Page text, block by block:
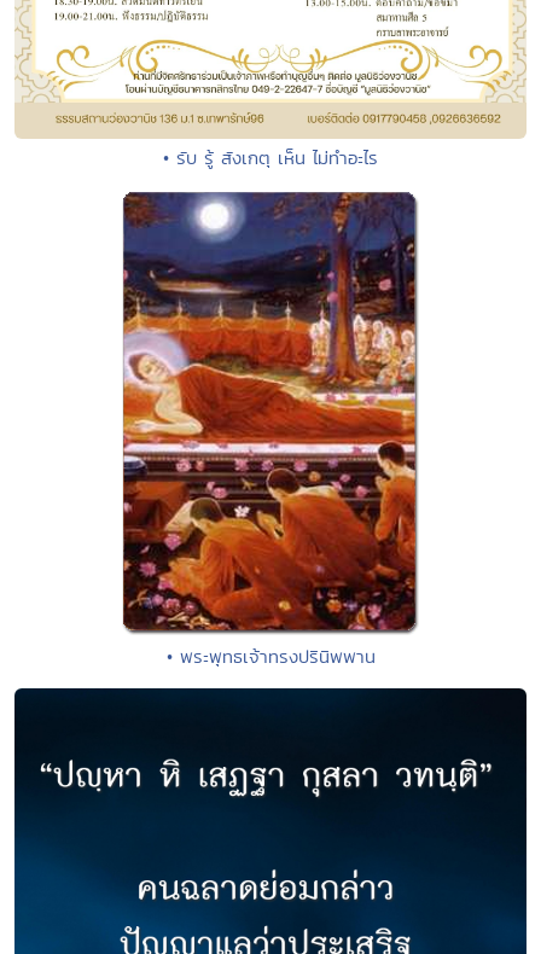
• รับ รู้ สังเกตุ เห็น ไม่ทำอะไร
• พระพุทธเจ้าทรงปรินิพพาน